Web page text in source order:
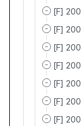
[F]
[F]
[F]
[F]
[F]
[F]
[F]